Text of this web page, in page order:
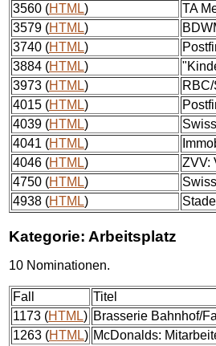
3560 (HTML)
TA
3579 (HTML)
3740 (HTML)
3884 (HTML)
3973 (HTML)
4015 (HTML)
4039 (HTML)
4041 (HTML)
4046 (HTML)
ZVV:
4750 (HTML)
4938 (HTML)
Kategorie: Arbeitsplatz
10 Nominationen.
Fall
Titel
1173 (HTML) Brasserie Bahnhof/
1263 (HTML) McDonalds: